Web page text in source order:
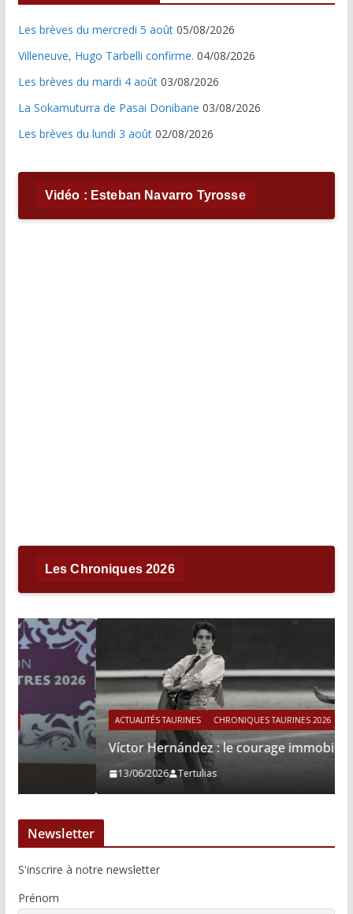
Les brèves du mercredi 5 août 05/08/2026
Villeneuve, Hugo Tarbelli confirme. 04/08/2026
Les brèves du mardi 4 août 03/08/2026
La Sokamuturra de Pasai Donibane 03/08/2026
Les brèves du lundi 3 août 02/08/2026
Vidéo : Esteban Navarro Tyrosse
Les Chroniques 2026
ACTUALITÉS TAURINES CHRONIQUES TAURINES 2026
Víctor Hernández : le courage immobile
Tertulias
Newsletter
S'inscrire à notre newsletter
Prénom